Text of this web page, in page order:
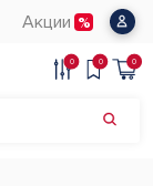
Акции
0 0 0